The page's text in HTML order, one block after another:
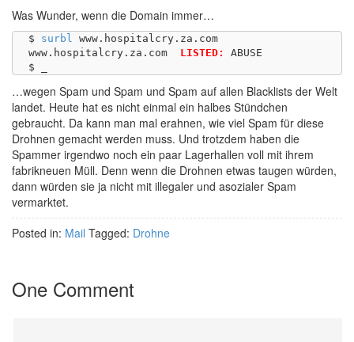
Was Wunder, wenn die Domain immer…
$ surbl www.hospitalcry.za.com
LISTED:
ABUSE
…wegen Spam und Spam und Spam auf allen Blacklists der Welt
landet. Heute hat es nicht einmal ein halbes Stündchen
gebraucht. Da kann man mal erahnen, wie viel Spam für diese
Drohnen gemacht werden muss. Und trotzdem haben die
Spammer irgendwo noch ein paar Lagerhallen voll mit ihrem
fabrikneuen Müll. Denn wenn die Drohnen etwas taugen würden,
dann würden sie ja nicht mit illegaler und asozialer Spam
vermarktet.
Posted in: Mail Tagged: Drohne
One Comment